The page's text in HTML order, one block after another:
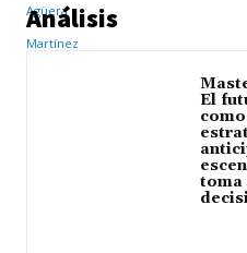
Análisis
El
toma